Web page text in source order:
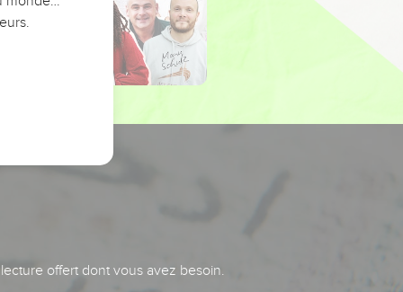
offert dont vous avez besoin.